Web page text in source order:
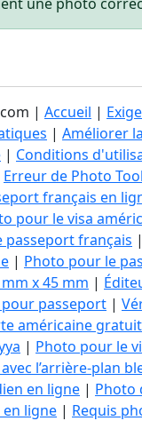
| Accueil |
| Améliorer
| Conditions
Erreur de Photo
français en
pour le visa
passeport français |
| Photo pour le
x 45 mm |
passeport |
américaine
| Photo pour le
l’arrière-plan
en ligne | Photo
ligne | Requis